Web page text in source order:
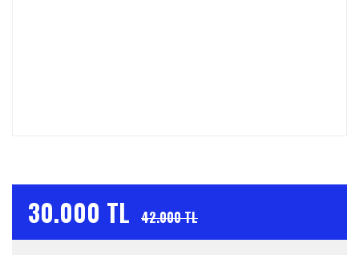
30.000 TL 42.000 TL